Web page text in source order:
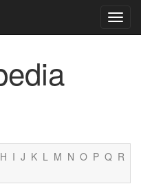
H I J K L M N O P Q R